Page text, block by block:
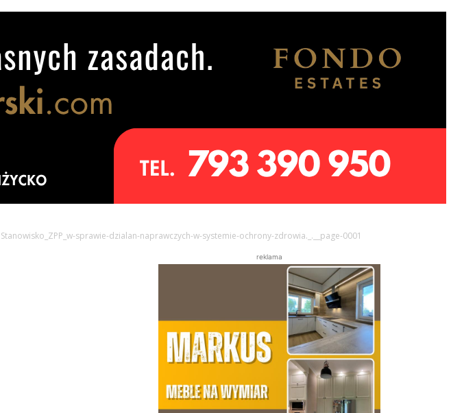
Stanowisko_ZPP_w-sprawie-dzialan-naprawczych-w-systemie-ochrony-zdrowia._.__page-0001
reklama